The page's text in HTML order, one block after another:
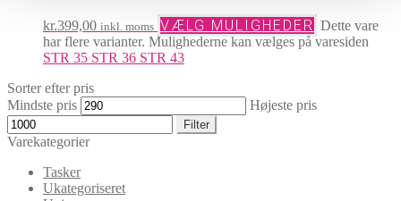
kr.399,00 inkl. moms VÆLG MULIGHEDER Dette vare
har flere varianter. Mulighederne kan vælges på varesiden
STR 35 STR 36 STR 43
Sorter efter pris
Mindste pris
Højeste pris
Filter
Varekategorier
Tasker
Ukategoriseret